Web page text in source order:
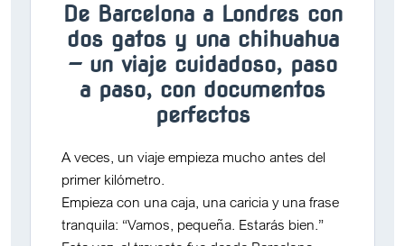
De Barcelona a Londres con
dos gatos y una chihuahua
— un viaje cuidadoso, paso
a paso, con documentos
perfectos
A veces, un viaje empieza mucho antes del
primer kilómetro.
Empieza con una caja, una caricia y una frase
tranquila: “Vamos, pequeña. Estarás bien.”